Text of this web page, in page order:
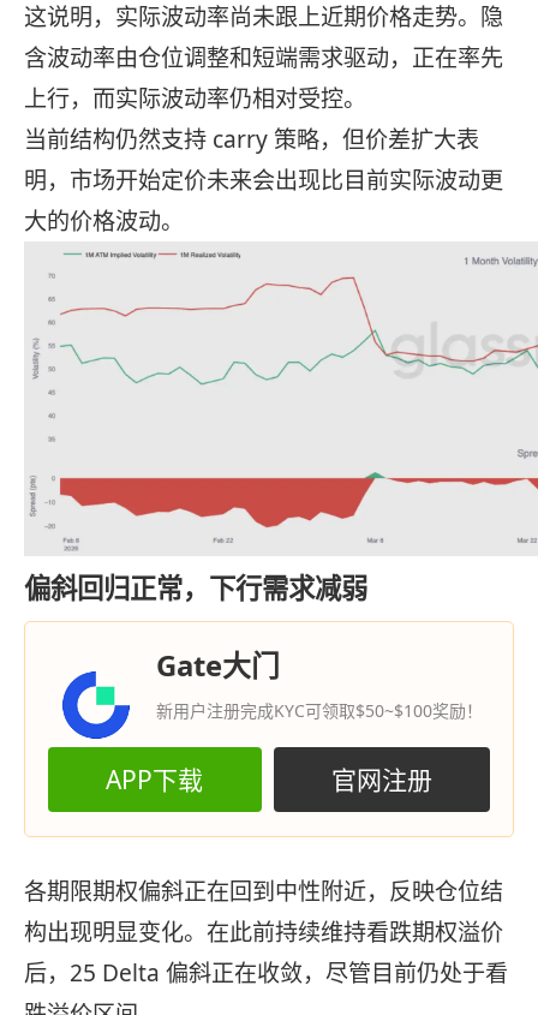
这说明，实际波动率尚未跟上近期价格走势。隐
含波动率由仓位调整和短端需求驱动，正在率先
上行，而实际波动率仍相对受控。
当前结构仍然支持 carry 策略，但价差扩大表
明，市场开始定价未来会出现比目前实际波动更
大的价格波动。
偏斜回归正常，下行需求减弱
Gate大门
新用户注册完成KYC可领取$50~$100奖励！
APP下载 官网注册
各期限期权偏斜正在回到中性附近，反映仓位结
构出现明显变化。在此前持续维持看跌期权溢价
后，25 Delta 偏斜正在收敛，尽管目前仍处于看